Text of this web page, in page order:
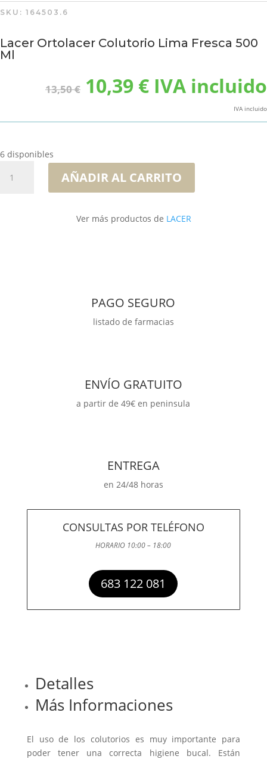
SKU: 164503.6
Lacer Ortolacer Colutorio Lima Fresca 500
Ml
13,50€ El
precio
era:
10,39 €El
precio
es:
IVA incluido
IVA incluido
6 disponibles
Ortolacer
AÑADIR AL CARRITO
Ver más productos de LACER
PAGO SEGURO
listado de farmacias
ENVÍO GRATUITO
a partir de 49€ en peninsula
ENTREGA
en 24/48 horas
CONSULTAS POR TELÉFONO
HORARIO 10:00 – 18:00
683 122 081
Detalles
Más Informaciones
El uso de los colutorios es muy importante para
poder tener una correcta higiene bucal. Están